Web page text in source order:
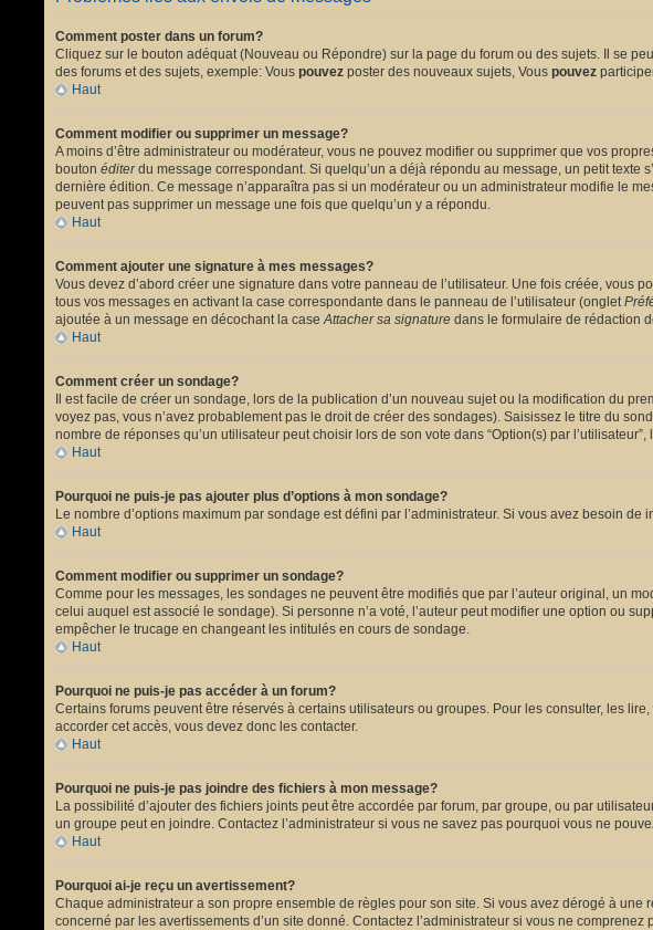
Comment poster dans un forum?
Cliquez sur le bouton adéquat (Nouveau ou Répondre) sur la page du forum ou des sujets. Il se
des forums et des sujets, exemple: Vous pouvez poster des nouveaux sujets, Vous pouvez
Haut
Comment modifier ou supprimer un message?
A moins d’être administrateur ou modérateur, vous ne pouvez modifier ou supprimer que vos
bouton éditerdu message correspondant. Si quelqu’un a déjà répondu au message, un petit texte
dernière édition. Ce message n’apparaîtra pas si un modérateur ou un administrateur modifie le
peuvent pas supprimer un message une fois que quelqu’un y a répondu.
Haut
Comment ajouter une signature à mes messages?
Vous devez d’abord créer une signature dans votre panneau de l’utilisateur. Une fois créée, vous
tous vos messages en activant la case correspondante dans le panneau de l’utilisateur (onglet
ajoutée à un message en décochant la caseAttacher sa signature dans le formulaire de rédaction
Haut
Comment créer un sondage?
Il est facile de créer un sondage, lors de la publication d’un nouveau sujet ou la modification du
voyez pas, vous n’avez probablement pas le droit de créer des sondages). Saisissez le titre du
nombre de réponses qu’un utilisateur peut choisir lors de son vote dans “Option(s) par
Haut
Pourquoi ne puis-je pas ajouter plus d’options à mon sondage?
Le nombre d’options maximum par sondage est défini par l’administrateur. Si vous avez besoin de
Haut
Comment modifier ou supprimer un sondage?
Comme pour les messages, les sondages ne peuvent être modifiés que par l’auteur original, un
celui auquel est associé le sondage). Si personne n’a voté, l’auteur peut modifier une option ou
empêcher le trucage en changeant les intitulés en cours de sondage.
Haut
Pourquoi ne puis-je pas accéder à un forum?
Certains forums peuvent être réservés à certains utilisateurs ou groupes. Pour les consulter, les
accorder cet accès, vous devez donc les contacter.
Haut
Pourquoi ne puis-je pas joindre des fichiers à mon message?
La possibilité d’ajouter des fichiers joints peut être accordée par forum, par groupe, ou par
un groupe peut en joindre. Contactez l’administrateur si vous ne savez pas pourquoi vous ne
Haut
Pourquoi ai-je reçu un avertissement?
Chaque administrateur a son propre ensemble de règles pour son site. Si vous avez dérogé à une
concerné par les avertissements d’un site donné. Contactez l’administrateur si vous ne